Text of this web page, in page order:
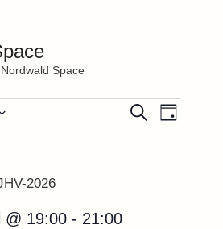
Nordwald Space
und
Suche
Tag
@ 19:00 - 21:00